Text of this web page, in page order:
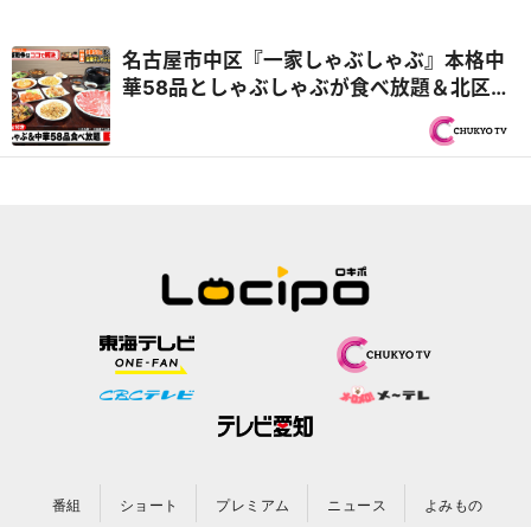
名古屋市中区『一家しゃぶしゃぶ』本格中
華58品としゃぶしゃぶが食べ放題＆北区
『洋風食堂みやちょう』豪華なパフェも付
く！？刺し身定食『PS純金（ゴールド）』
番組 ショート プレミアム ニュース よみもの